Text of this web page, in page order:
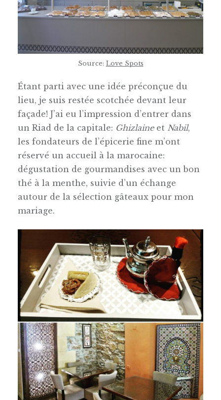
Source: Love Spots
Étant parti avec une idée préconçue du
lieu, je suis restée scotchée devant leur
façade! J’ai eu l’impression d’entrer dans
un Riad de la capitale: Ghizlaineet Nabil,
les fondateurs de l’épicerie fine m’ont
réservé un accueil à la marocaine:
dégustation de gourmandises avec un bon
thé à la menthe, suivie d’un échange
autour de la sélection gâteaux pour mon
mariage.